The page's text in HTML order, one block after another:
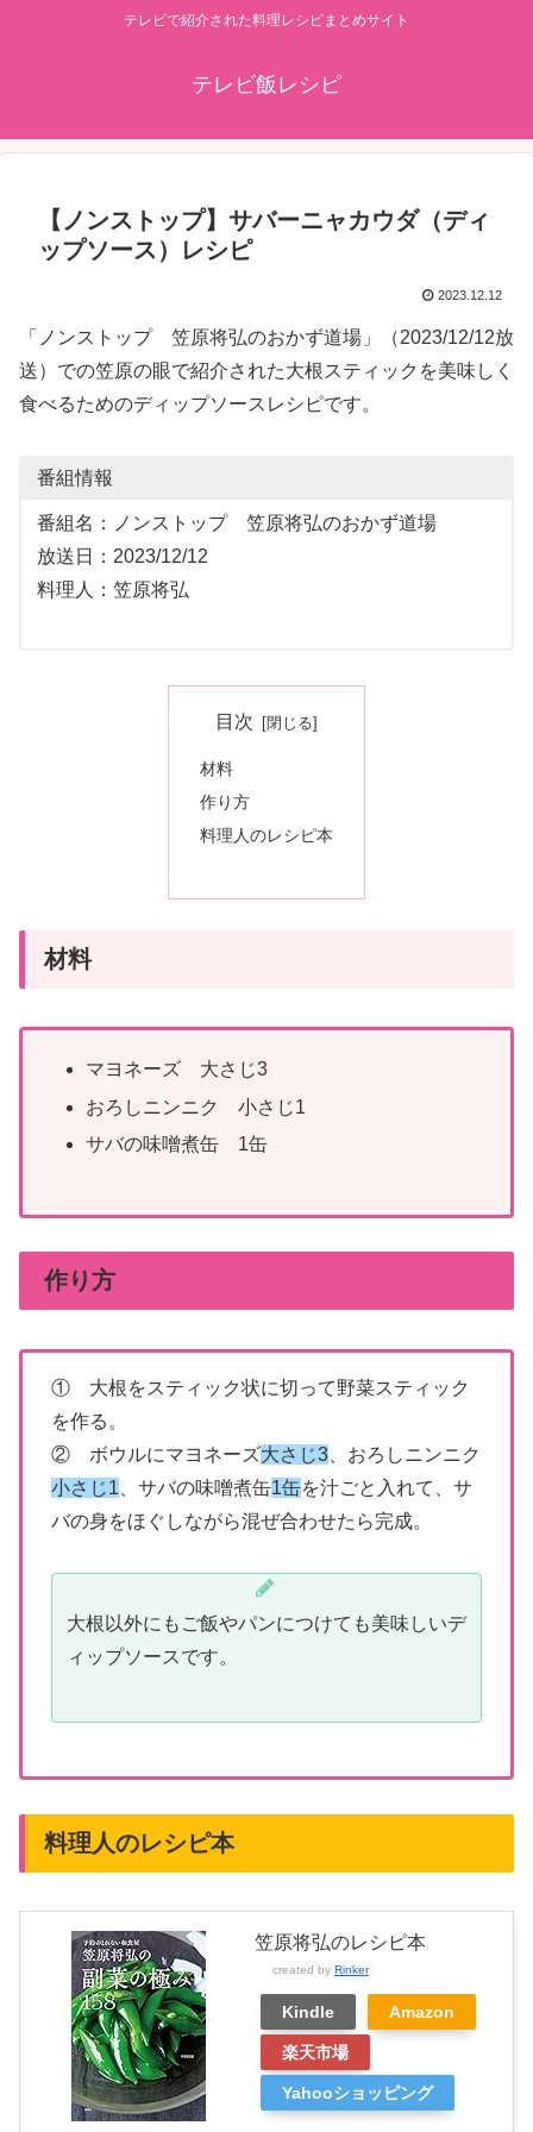
テレビで紹介された料理レシピまとめサイト
テレビ飯レシピ
【ノンストップ】サバーニャカウダ（ディ
ップソース）レシピ
2023.12.12
「ノンストップ 笠原将弘のおかず道場」（2023/12/12放
送）での笠原の眼で紹介された大根スティックを美味しく
食べるためのディップソースレシピです。
番組情報
番組名：ノンストップ 笠原将弘のおかず道場
放送日：2023/12/12
料理人：笠原将弘
目次
材料
作り方
料理人のレシピ本
材料
マヨネーズ 大さじ3
おろしニンニク 小さじ1
サバの味噌煮缶 1缶
作り方
① 大根をスティック状に切って野菜スティック
を作る。
② ボウルにマヨネーズ大さじ3 、おろしニンニク
小さじ1 、サバの味噌煮缶1缶を汁ごと入れて、サ
バの身をほぐしながら混ぜ合わせたら完成。
大根以外にもご飯やパンにつけても美味しいデ
ィップソースです。
料理人のレシピ本
笠原将弘のレシピ本
created by Rinker
Kindle Amazon
楽天市場
Yahooショッピング